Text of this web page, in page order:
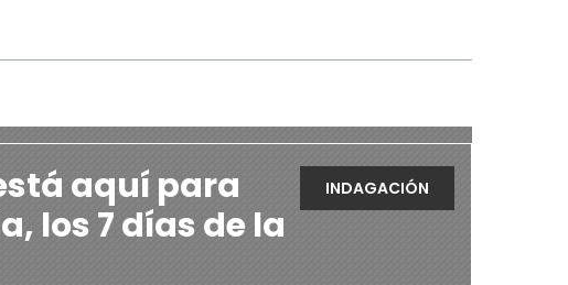
aquí para
los 7 días de la
INDAGACIÓN